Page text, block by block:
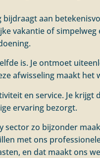
aan
vakantie of
is. Je ontmoet
afwisseling maakt het
en service. Je
ervaring bezorgt.
sector zo bijzonder
met ons
en dat maakt ons